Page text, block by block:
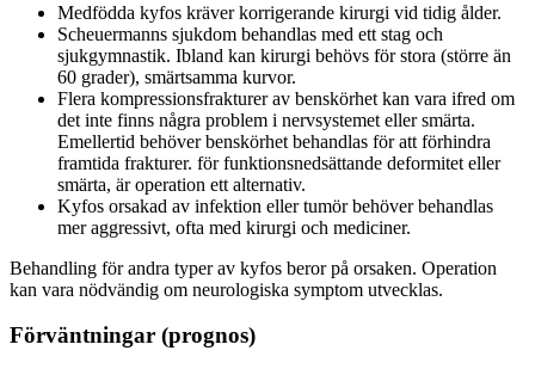
Medfödda kyfos kräver korrigerande kirurgi vid tidig ålder.
Scheuermanns sjukdom behandlas med ett stag och
sjukgymnastik. Ibland kan kirurgi behövs för stora (större än
60 grader), smärtsamma kurvor.
Flera kompressionsfrakturer av benskörhet kan vara ifred om
det inte finns några problem i nervsystemet eller smärta.
Emellertid behöver benskörhet behandlas för att förhindra
framtida frakturer. för funktionsnedsättande deformitet eller
smärta, är operation ett alternativ.
Kyfos orsakad av infektion eller tumör behöver behandlas
mer aggressivt, ofta med kirurgi och mediciner.
Behandling för andra typer av kyfos beror på orsaken. Operation
kan vara nödvändig om neurologiska symptom utvecklas.
Förväntningar (prognos)